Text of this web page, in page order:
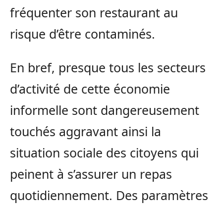
fréquenter son restaurant au
risque d’être contaminés.
En bref, presque tous les secteurs
d’activité de cette économie
informelle sont dangereusement
touchés aggravant ainsi la
situation sociale des citoyens qui
peinent à s’assurer un repas
quotidiennement. Des paramètres